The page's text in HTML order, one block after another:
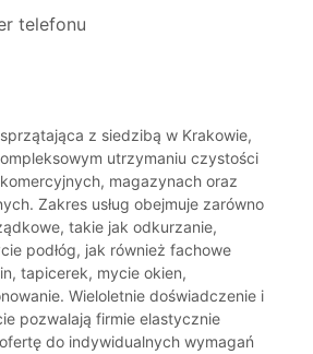
telefonu
z siedzibą w Krakowie,
utrzymaniu czystości
magazynach oraz
Zakres usług obejmuje zarówno
takie jak odkurzanie,
podłóg, jak również fachowe
tapicerek, mycie okien,
Wieloletnie doświadczenie i
pozwalają firmie elastycznie
do indywidualnych wymagań